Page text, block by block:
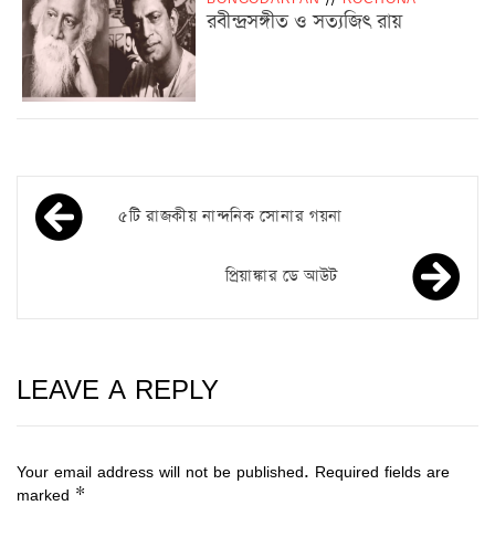
রবীন্দ্রসঙ্গীত ও সত্যজিৎ রায়
৫টি রাজকীয় নান্দনিক সোনার গয়না
প্রিয়াঙ্কার ডে আউট
LEAVE A REPLY
Your email address will not be published. Required fields are
marked *